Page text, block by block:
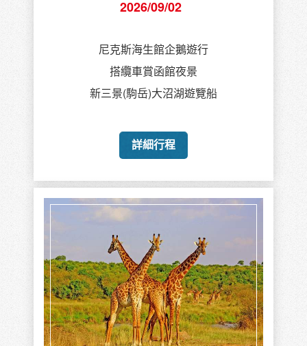
2026/09/03
安排住宿馬賽馬拉2晚，甜水保護區2晚
眺望世界上三大瀑布之一的維多利亞瀑布
詳細行程